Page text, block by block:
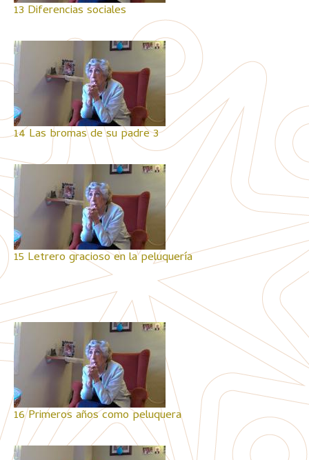
13 Diferencias sociales
14 Las bromas de su padre 3
15 Letrero gracioso en la peluquería
16 Primeros años como peluquera